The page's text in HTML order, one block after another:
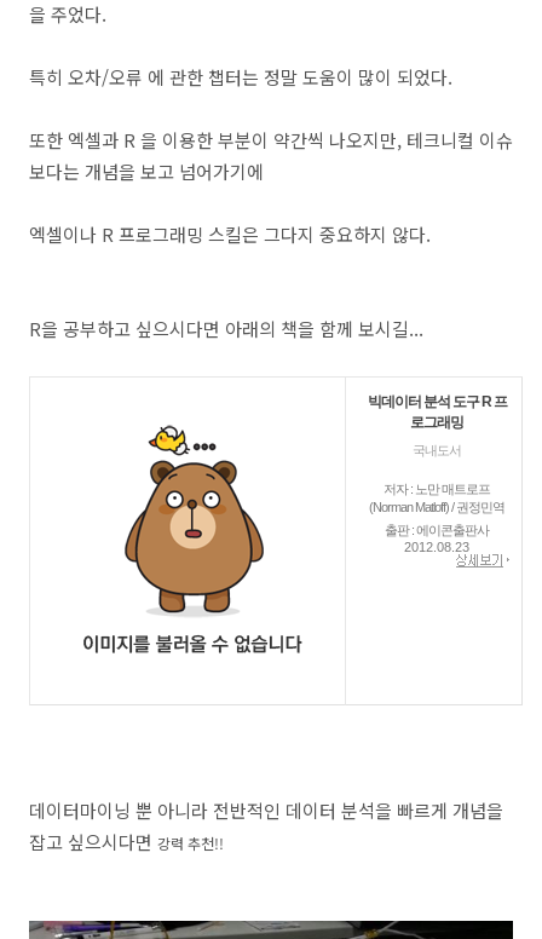
을 주었다.
특히 오차/오류 에 관한 챕터는 정말 도움이 많이 되었다.
또한 엑셀과 R 을 이용한 부분이 약간씩 나오지만, 테크니컬 이슈
보다는 개념을 보고 넘어가기에
엑셀이나 R 프로그래밍 스킬은 그다지 중요하지 않다.
R을 공부하고 싶으시다면 아래의 책을 함께 보시길...
빅데이터 분석 도구 R 프
로그래밍
국내도서
저자 : 노만 매트로프
(Norman Matloff) / 권정민역
출판 : 에이콘출판사
2012.08.23
데이터마이닝 뿐 아니라 전반적인 데이터 분석을 빠르게 개념을
잡고 싶으시다면 강력 추천!!